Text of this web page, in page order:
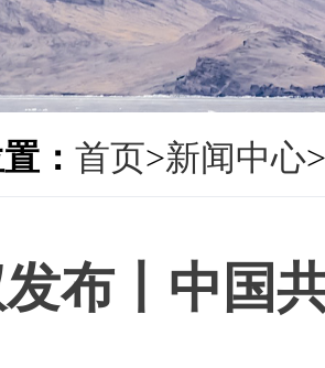
： 首页>新闻中心>
布丨中国